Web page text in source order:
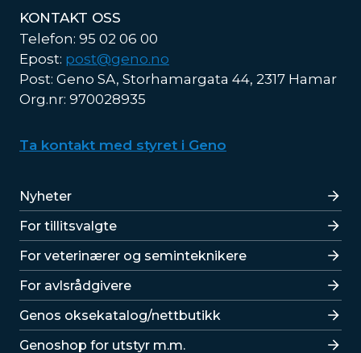
KONTAKT OSS
Telefon: 95 02 06 00
Epost: post@geno.no
Post: Geno SA, Storhamargata 44, 2317 Hamar
Org.nr: 970028935
Ta kontakt med styret i Geno
Lenker
Nyheter
For tillitsvalgte
For veterinærer og seminteknikere
For avlsrådgivere
Lenker
Genos oksekatalog/nettbutikk
Genoshop for utstyr m.m.